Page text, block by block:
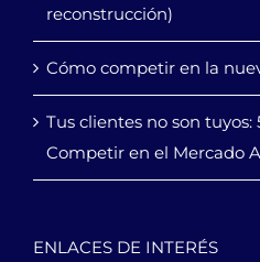
reconstrucción)
Cómo competir en la
Tus clientes no son tuyos:
Competir en el Mercado
ENLACES DE INTERÉS